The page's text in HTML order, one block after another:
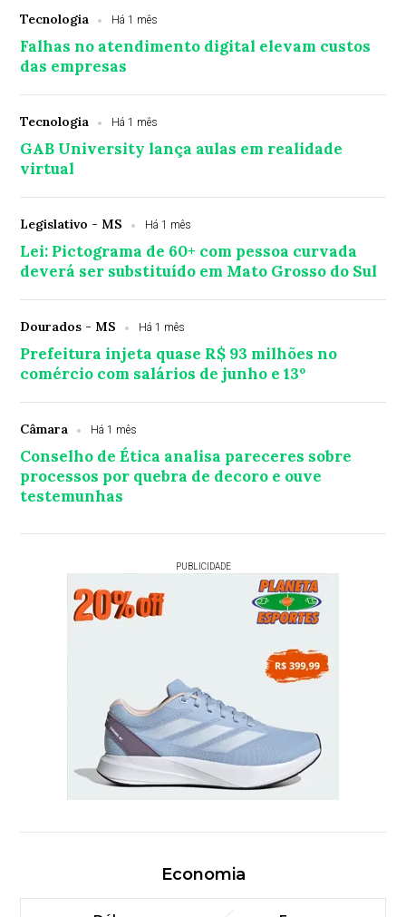
Tecnologia Há 1 mês
Falhas no atendimento digital elevam custos
das empresas
Tecnologia Há 1 mês
GAB University lança aulas em realidade
virtual
Legislativo - MS Há 1 mês
Lei: Pictograma de 60+ com pessoa curvada
deverá ser substituído em Mato Grosso do Sul
Dourados - MS Há 1 mês
Prefeitura injeta quase R$ 93 milhões no
comércio com salários de junho e 13º
Câmara Há 1 mês
Conselho de Ética analisa pareceres sobre
processos por quebra de decoro e ouve
testemunhas
PUBLICIDADE
Economia